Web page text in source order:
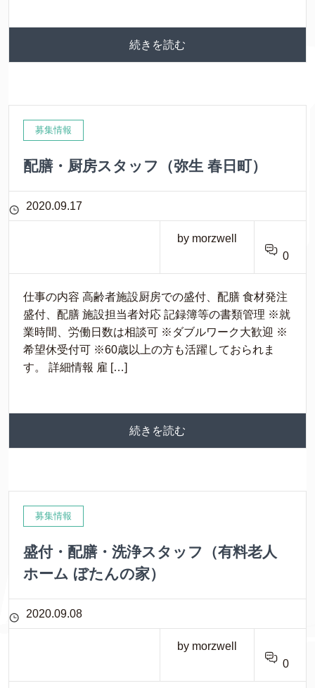
続きを読む
募集情報
配膳・厨房スタッフ（弥生 春日町）
2020.09.17
by morzwell
0
仕事の内容 高齢者施設厨房での盛付、配膳 食材発注
盛付、配膳 施設担当者対応 記録簿等の書類管理 ※就
業時間、労働日数は相談可 ※ダブルワーク大歓迎 ※
希望休受付可 ※60歳以上の方も活躍しておられま
す。 詳細情報 雇 […]
続きを読む
募集情報
盛付・配膳・洗浄スタッフ（有料老人
ホーム ぼたんの家）
2020.09.08
by morzwell
0